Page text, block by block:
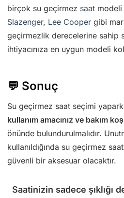
birçok su geçirmez saat
Slazenger, Lee Cooper gibi
geçirmezlik derecelerine sahip
ihtiyacınıza en uygun modeli
💬 Sonuç
Su geçirmez saat seçimi
kullanım amacınız ve bakım
önünde bulundurulmalıdır.
kullanıldığında su geçirmez
güvenli bir aksesuar olacaktır.
Saatinizin sadece şıklığı